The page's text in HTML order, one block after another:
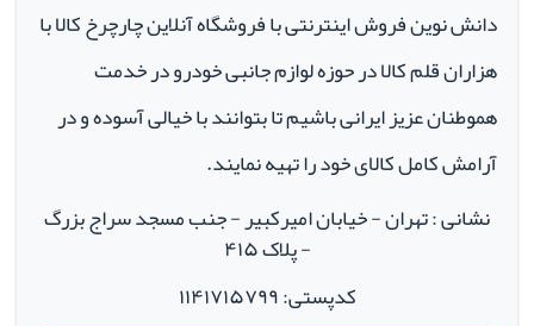
دانش نوین فروش اینترنتی با فروشگاه آنلاین چارچرخ کالا با
هزاران قلم کالا در حوزه لوازم جانبی خودرو در خدمت
هموطنان عزیز ایرانی باشیم تا بتوانند با خیالی آسوده و در
آرامش کامل کالای خود را تهیه نمایند.
نشانی : تهران - خیابان امیرکبیر - جنب مسجد سراج بزرگ
- پلاک ۴۱۵
کدپستی: ۱۱۴۱۷۱۵۷۹۹